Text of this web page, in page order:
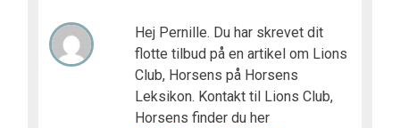
Hej Pernille. Du har skrevet dit
flotte tilbud på en artikel om Lions
Club, Horsens på Horsens
Leksikon. Kontakt til Lions Club,
Horsens finder du her